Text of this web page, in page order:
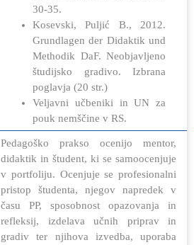
30-35.
Kosevski, Puljić B., 2012.
Grundlagen der Didaktik und
Methodik DaF. Neobjavljeno
študijsko gradivo. Izbrana
poglavja (20 str.)
Veljavni učbeniki in UN za
pouk nemščine v RS.
Pedagoško prakso ocenijo mentor,
didaktik in študent, ki se samoocenjuje
v portfoliju. Ocenjuje se profesionalni
pristop študenta, njegov napredek v
času PP, sposobnost opazovanja in
refleksij, izdelava učnih priprav in
gradiv ter njihova izvedba, uporaba